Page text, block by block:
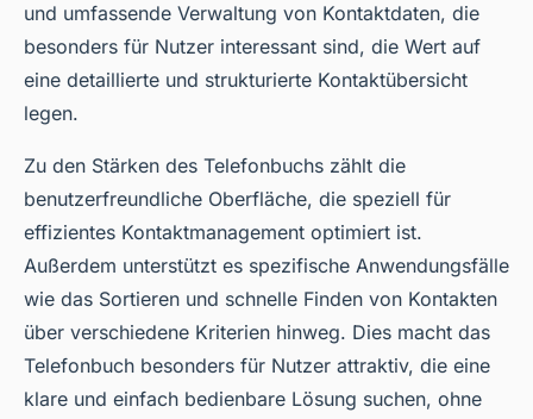
und umfassende Verwaltung von Kontaktdaten, die
besonders für Nutzer interessant sind, die Wert auf
eine detaillierte und strukturierte Kontaktübersicht
legen.
Zu den Stärken des Telefonbuchs zählt die
benutzerfreundliche Oberfläche, die speziell für
effizientes Kontaktmanagement optimiert ist.
Außerdem unterstützt es spezifische Anwendungsfälle
wie das Sortieren und schnelle Finden von Kontakten
über verschiedene Kriterien hinweg. Dies macht das
Telefonbuch besonders für Nutzer attraktiv, die eine
klare und einfach bedienbare Lösung suchen, ohne